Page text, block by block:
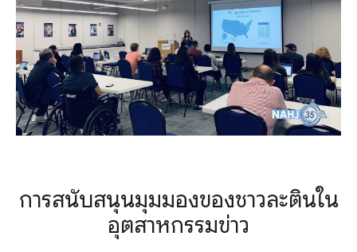
การสนับสนุนมุมมองของชาวละตินใน
อุตสาหกรรมข่าว